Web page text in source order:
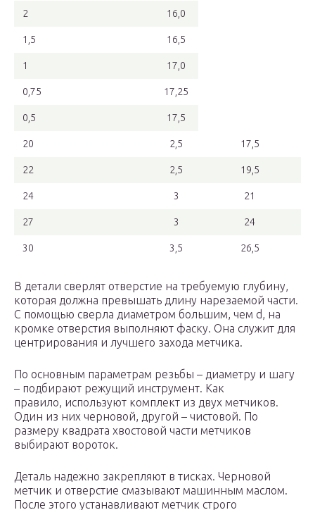
2 16,0
1,5 16,5
1 17,0
0,75 17,25
0,5 17,5
20 2,5 17,5
22 2,5 19,5
24 3 21
27 3 24
30 3,5 26,5
В детали сверлят отверстие на требуемую глубину,
которая должна превышать длину нарезаемой части.
С помощью сверла диаметром большим, чем d, на
кромке отверстия выполняют фаску. Она служит для
центрирования и лучшего захода метчика.
По основным параметрам резьбы – диаметру и шагу
– подбирают режущий инструмент. Как
правило, используют комплект из двух метчиков.
Один из них черновой, другой – чистовой. По
размеру квадрата хвостовой части метчиков
выбирают вороток.
Деталь надежно закрепляют в тисках. Черновой
метчик и отверстие смазывают машинным маслом.
После этого устанавливают метчик строго